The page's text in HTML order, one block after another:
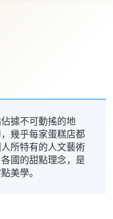
據不可動搖的地
幾乎每家蛋糕店都
所特有的人文藝術
國的甜點理念，是
美學。